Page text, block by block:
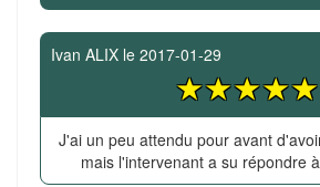
Ivan ALIX le 2017-01-29
J'ai un peu attendu pour avant
mais l'intervenant a su répondre